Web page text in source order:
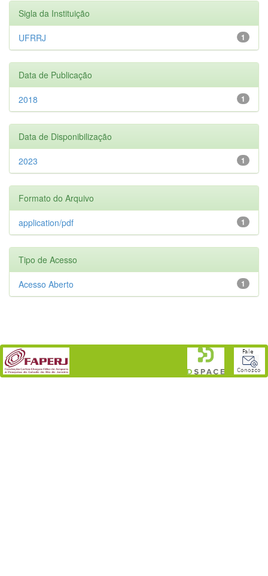
Sigla da Instituição
1
UFRRJ
Data de Publicação
1
2018
Data de Disponibilização
1
2023
Formato do Arquivo
1
application/pdf
Tipo de Acesso
1
Acesso Aberto